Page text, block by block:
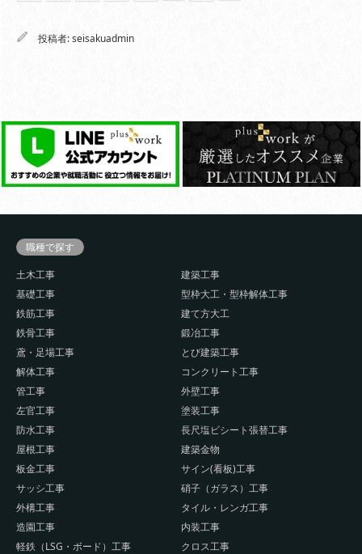
投稿者:seisakuadmin
職種で探す
土木工事
建築工事
基礎工事
型枠大工・型枠解体工事
鉄筋工事
建て方大工
鉄骨工事
鍛冶工事
鳶・足場工事
とび建築工事
解体工事
コンクリート工事
管工事
外壁工事
左官工事
塗装工事
防水工事
長尺塩ビシート張替工事
屋根工事
建築金物
板金工事
サイン(看板)工事
サッシ工事
硝子（ガラス）工事
外構工事
タイル・レンガ工事
造園工事
内装工事
軽鉄（LSG・ボード）工事
クロス工事